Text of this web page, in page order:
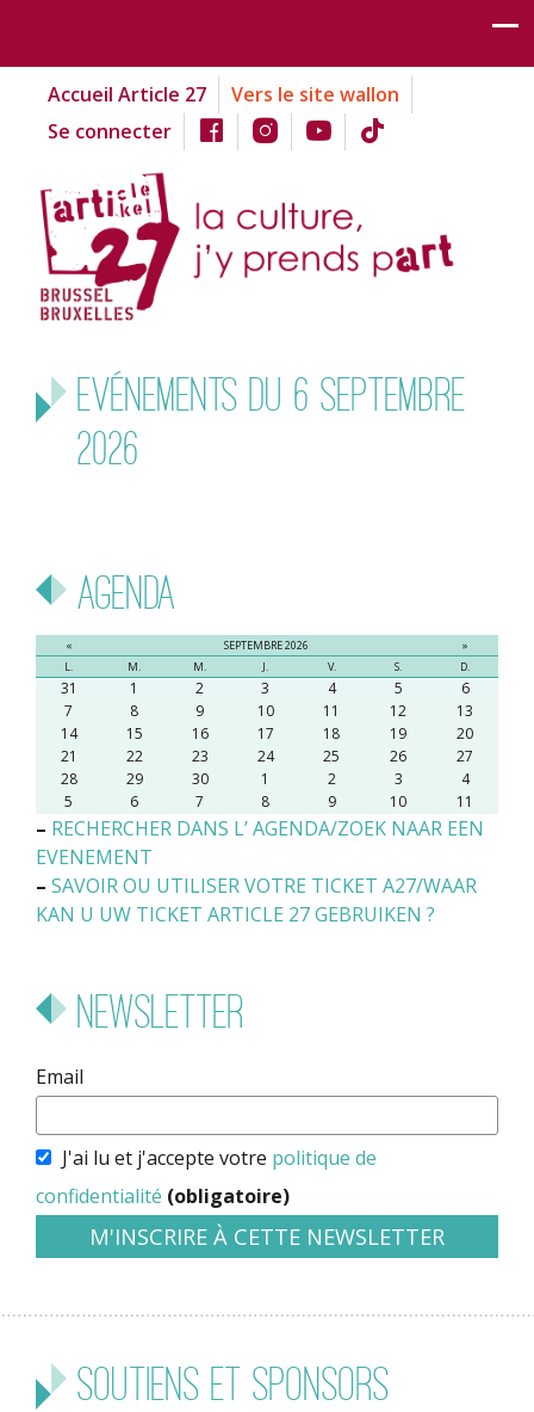
Accueil Article 27
Vers le site wallon
Se connecter
Evénements du 6 septembre
2026
Agenda
« SEPTEMBRE 2026
»
L.
M. M. J. V. S. D.
31 1 2 3 4 5
6
7
8 9 10 11 12
13
14
15 16 17 18 19
20
21
22 23 24 25 26
27
28
29 30 1 2 3
4
5
6 7 8 9 10 11
– RECHERCHER DANS L’ AGENDA/ZOEK NAAR EEN
EVENEMENT
– SAVOIR OU UTILISER VOTRE TICKET A27/WAAR
KAN U UW TICKET ARTICLE 27 GEBRUIKEN ?
Newsletter
Email
J'ai lu et j'accepte votre politique de
confidentialité (obligatoire)
Soutiens et sponsors